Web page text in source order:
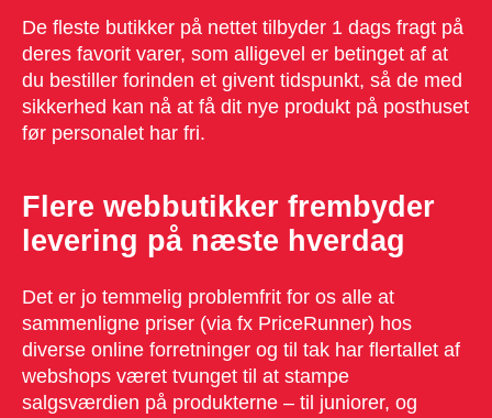
De fleste butikker på nettet tilbyder 1 dags fragt på
deres favorit varer, som alligevel er betinget af at
du bestiller forinden et givent tidspunkt, så de med
sikkerhed kan nå at få dit nye produkt på posthuset
før personalet har fri.
Flere webbutikker frembyder
levering på næste hverdag
Det er jo temmelig problemfrit for os alle at
sammenligne priser (via fx PriceRunner) hos
diverse online forretninger og til tak har flertallet af
webshops været tvunget til at stampe
salgsværdien på produkterne – til juniorer, og